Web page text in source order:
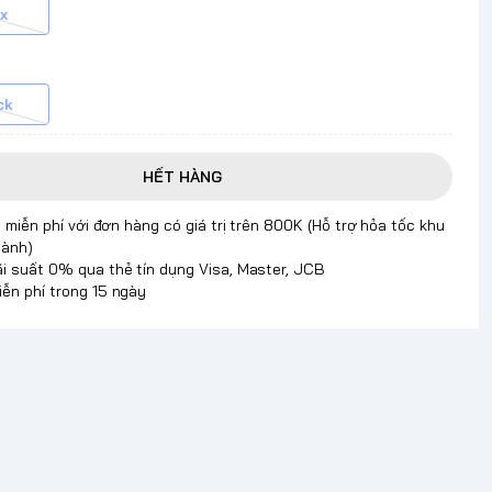
HẾT HÀNG
miễn phí với đơn hàng có giá trị trên 800K (Hỗ trợ hỏa tốc khu
suất 0% qua thẻ tín dụng Visa, Master, JCB
phí trong 15 ngày